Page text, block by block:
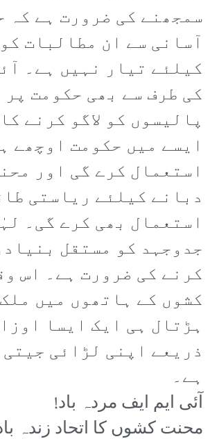
سمجھنے کی ضرورت ہے کہ
آسانی سے ان مطالبات
کیلئے تیار نہیں ہے۔
کی طرف سے بھی حکومت پر
پالیسوں کو لاگو کرنے
ایسے میں حکومت اوچھے
استعمال کرے گی اور
دبانے کیلئے ریاستی
استعمال بھی کرے گی۔
جدوجہد کو مستقل
کرنے کی ضرورت ہے۔ اس
کشوں کے ہاتھوں میں
ہڑتال ہی ایک ایسا
ذریعے اپنی لڑائی
ہے۔
آئی ایم ایف مردہ باد!
محنت کشوں کا اتحاد زندہ